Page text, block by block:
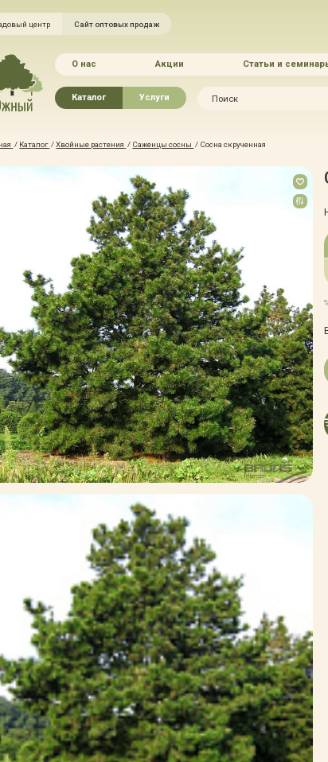
центр Сайт оптовых продаж
О нас Акции Статьи и
Каталог
Хвойные растения
Лиственные растения
Водные растения
Растения вертикального
озеленения
Формованные растения
Экостория
Товары для сада
Грунты, удобрения, отсыпка
Зимние товары
Крупномеры
Консультации специалистов
Полезная литература
Прайс-листы
Системы скидок, программы
лояльности
Полезные советы
Возврат и замена
Услуги
Благоустройство и озеленение
Зимние услуги
Уход за садом
Портфолио
Прайс-листы
Правила оказания услуг
Доставка
Оплата
Гарантии
Автополив
/ Каталог /Хвойные растения / Саженцы сосны / Сосна скрученная